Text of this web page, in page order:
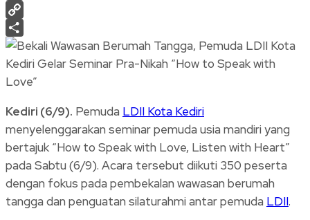
Print
Copy
Link
Share
Kediri (6/9). Pemuda LDII Kota Kediri
menyelenggarakan seminar pemuda usia mandiri yang
bertajuk “How to Speak with Love, Listen with Heart”
pada Sabtu (6/9). Acara tersebut diikuti 350 peserta
dengan fokus pada pembekalan wawasan berumah
tangga dan penguatan silaturahmi antar pemuda LDII.